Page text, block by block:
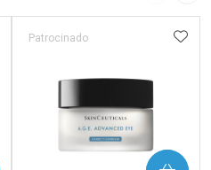
Patrocinado